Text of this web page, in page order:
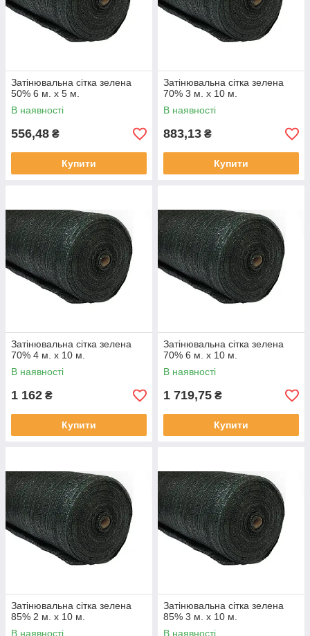
Затінювальна сітка зелена
50% 6 м. х 5 м.
В наявності
556,48 ₴
Купити
Затінювальна сітка зелена
70% 3 м. х 10 м.
В наявності
883,13 ₴
Купити
Затінювальна сітка зелена
70% 4 м. х 10 м.
В наявності
1 162 ₴
Купити
Затінювальна сітка зелена
70% 6 м. х 10 м.
В наявності
1 719,75 ₴
Купити
Затінювальна сітка зелена
85% 2 м. х 10 м.
В наявності
Затінювальна сітка зелена
85% 3 м. х 10 м.
В наявності